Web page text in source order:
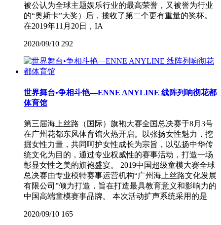
被公认为全球主题娱乐行业的最高荣誉，又被誉为行业
的“奥斯卡”大奖）后，揽收了第二个更有重量的奖杯。
在2019年11月20日，IA
2020/09/10 292
世界舞台•争相斗艳—ENNE ANYLINE 线阵列响彻花都
体育馆
第三届海上丝路（国际）旗袍大赛全国总决赛于8月3号
在广州花都东风体育馆火热开启。以张扬女性魅力，挖
掘女性力量，共同呵护女性成长为宗旨，以弘扬中华传
统文化为目的，通过专业权威性的赛事活动，打造一场
彰显女性之美的旗袍盛宴。 2019中国超级童模大赛全球
总决赛由专业模特赛事运营机构“广州海上丝路文化发展
有限公司”倾力打造，旨在打造最具教育意义和影响力的
中国高端童模赛事品牌。 本次活动扩声系统采用的是
2020/09/10 165